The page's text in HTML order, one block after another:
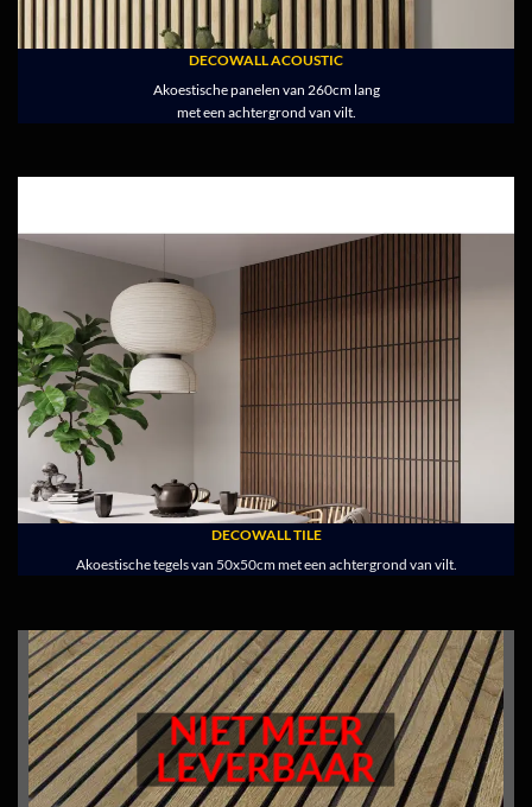
DECOWALL ACOUSTIC
Akoestische panelen van 260cm lang
met een achtergrond van vilt.
DECOWALL TILE
Akoestische tegels van 50x50cm met een achtergrond van vilt.
NIET MEER
LEVERBAAR